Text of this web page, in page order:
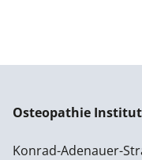
Osteopathie
Konrad-Adenauer-